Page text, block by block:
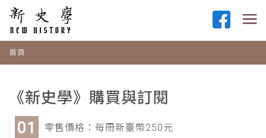
首頁
《新史學》購買與訂閱
零售價格：每冊新臺幣250元